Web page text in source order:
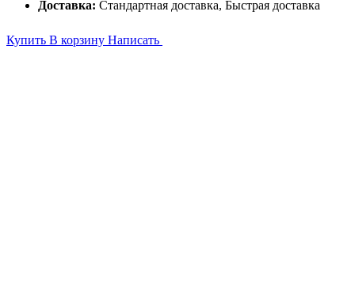
Доставка: Стандартная доставка, Быстрая доставка
Купить В корзину Написать